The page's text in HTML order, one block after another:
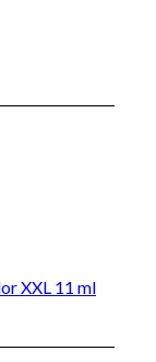
XXL 11 ml